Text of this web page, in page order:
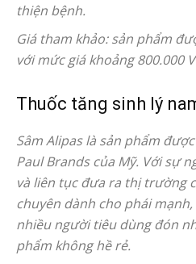
thiện bệnh.
Giá tham khảo: sản phẩm
với mức giá khoảng 800.000
Thuốc tăng sinh lý
Sâm Alipas là sản phẩm
Paul Brands của Mỹ. Với sự
và liên tục đưa ra thị trường
chuyên dành cho phái
nhiều người tiêu dùng đón
phẩm không hề rẻ.